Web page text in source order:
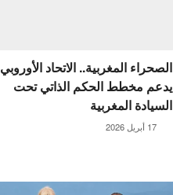
الصحراء المغربية.. الاتحاد الأوروبي
يدعم مخطط الحكم الذاتي تحت
السيادة المغربية
17 أبريل 2026